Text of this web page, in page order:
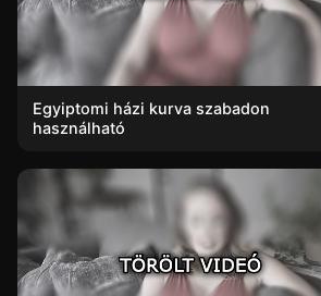
Egyiptomi házi kurva szabadon
használható